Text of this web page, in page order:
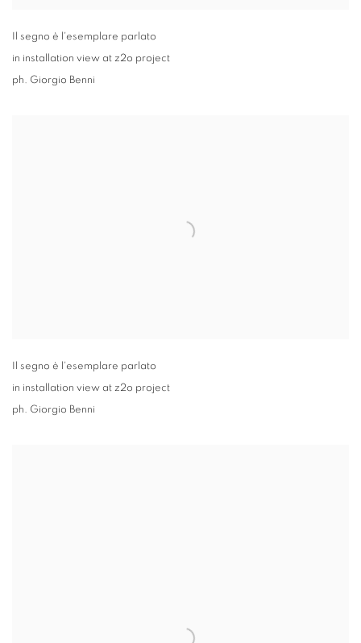
Il segno è l'esemplare parlato
in installation view at z2o project
ph. Giorgio Benni
Il segno è l'esemplare parlato
in installation view at z2o project
ph. Giorgio Benni